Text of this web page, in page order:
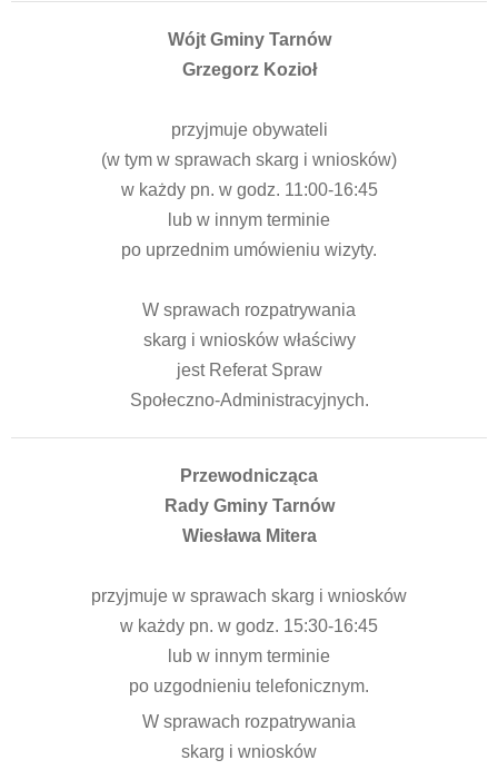
Wójt Gminy Tarnów
Grzegorz Kozioł
przyjmuje obywateli
(w tym w sprawach skarg i wniosków)
w każdy pn. w godz. 11:00-16:45
lub w innym terminie
po uprzednim umówieniu wizyty.
W sprawach rozpatrywania
skarg i wniosków właściwy
jest Referat Spraw
Społeczno-Administracyjnych.
Przewodnicząca
Rady Gminy Tarnów
Wiesława Mitera
przyjmuje w sprawach skarg i wniosków
w każdy pn. w godz. 15:30-16:45
lub w innym terminie
po uzgodnieniu telefonicznym.
W sprawach rozpatrywania
skarg i wniosków